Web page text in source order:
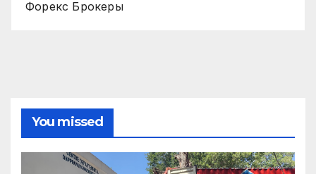
Форекс Брокеры
You missed